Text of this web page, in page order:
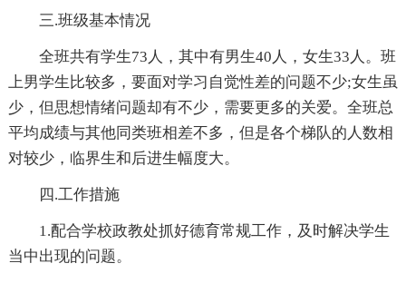
三.班级基本情况
全班共有学生73人，其中有男生40人，女生33人。班
上男学生比较多，要面对学习自觉性差的问题不少;女生虽
少，但思想情绪问题却有不少，需要更多的关爱。全班总
平均成绩与其他同类班相差不多，但是各个梯队的人数相
对较少，临界生和后进生幅度大。
四.工作措施
1.配合学校政教处抓好德育常规工作，及时解决学生
当中出现的问题。